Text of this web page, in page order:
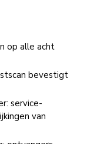
op alle acht
bevestigt
service-
van